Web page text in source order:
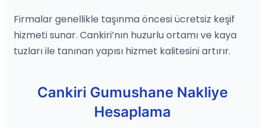
Firmalar genellikle taşınma öncesi ücretsiz keşif
hizmeti sunar. Cankiri’nın huzurlu ortamı ve kaya
tuzları ile tanınan yapısı hizmet kalitesini artırır.
Cankiri Gumushane Nakliye
Hesaplama